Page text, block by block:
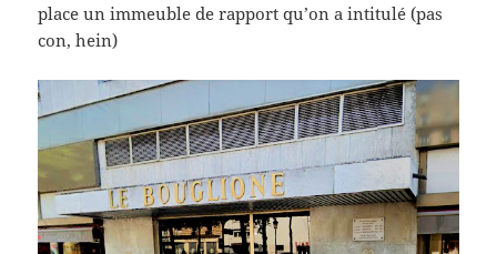
place un immeuble de rapport qu’on a intitulé (pas
con, hein)